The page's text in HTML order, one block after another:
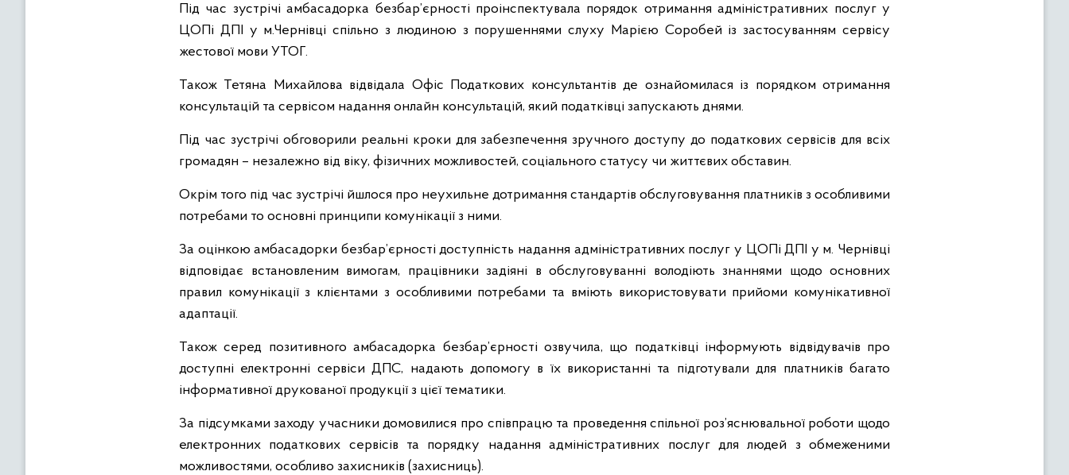
Під час зустрічі амбасадорка безбар’єрності проінспектувала порядок отримання адміністративних послуг у
ЦОПі ДПІ у м.Чернівці спільно з людиною з порушеннями слуху Марією Соробей із застосуванням сервісу
жестової мови УТОГ.
Також Тетяна Михайлова відвідала Офіс Податкових консультантів де ознайомилася із порядком отримання
консультацій та сервісом надання онлайн консультацій, який податківці запускають днями.
Під час зустрічі обговорили реальні кроки для забезпечення зручного доступу до податкових сервісів для всіх
громадян – незалежно від віку, фізичних можливостей, соціального статусу чи життєвих обставин.
Окрім того під час зустрічі йшлося про неухильне дотримання стандартів обслуговування платників з особливими
потребами то основні принципи комунікації з ними.
За оцінкою амбасадорки безбар’єрності доступність надання адміністративних послуг у ЦОПі ДПІ у м. Чернівці
відповідає встановленим вимогам, працівники задіяні в обслуговуванні володіють знаннями щодо основних
правил комунікації з клієнтами з особливими потребами та вміють використовувати прийоми комунікативної
адаптації.
Також серед позитивного амбасадорка безбар’єрності озвучила, що податківці інформують відвідувачів про
доступні електронні сервіси ДПС, надають допомогу в їх використанні та підготували для платників багато
інформативної друкованої продукції з цієї тематики.
За підсумками заходу учасники домовилися про співпрацю та проведення спільної роз’яснювальної роботи щодо
електронних податкових сервісів та порядку надання адміністративних послуг для людей з обмеженими
можливостями, особливо захисників (захисниць).